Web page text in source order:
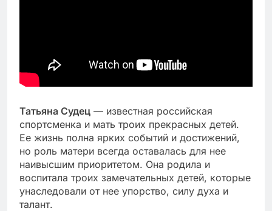
Татьяна Судец — известная российская
спортсменка и мать троих прекрасных детей.
Ее жизнь полна ярких событий и достижений,
но роль матери всегда оставалась для нее
наивысшим приоритетом. Она родила и
воспитала троих замечательных детей, которые
унаследовали от нее упорство, силу духа и
талант.